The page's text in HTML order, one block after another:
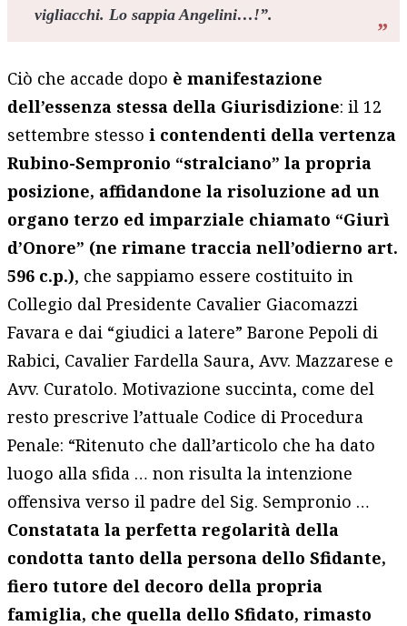
vigliacchi. Lo sappia Angelini…!”.
Ciò che accade dopo è manifestazione
dell’essenza stessa della Giurisdizione: il 12
settembre stessoi contendenti della vertenza
Rubino-Sempronio “stralciano” la propria
posizione, affidandone la risoluzione ad un
organo terzo ed imparziale chiamato “Giurì
d’Onore” (ne rimane traccia nell’odierno art.
596 c.p.), che sappiamo essere costituito in
Collegio dal Presidente Cavalier Giacomazzi
Favara e dai “giudici a latere” Barone Pepoli di
Rabici, Cavalier Fardella Saura, Avv. Mazzarese e
Avv. Curatolo. Motivazione succinta, come del
resto prescrive l’attuale Codice di Procedura
Penale: “Ritenuto che dall’articolo che ha dato
luogo alla sfida … non risulta la intenzione
offensiva verso il padre del Sig. Sempronio …
Constatata la perfetta regolarità della
condotta tanto della persona dello Sfidante,
fiero tutore del decoro della propria
famiglia, che quella dello Sfidato, rimasto